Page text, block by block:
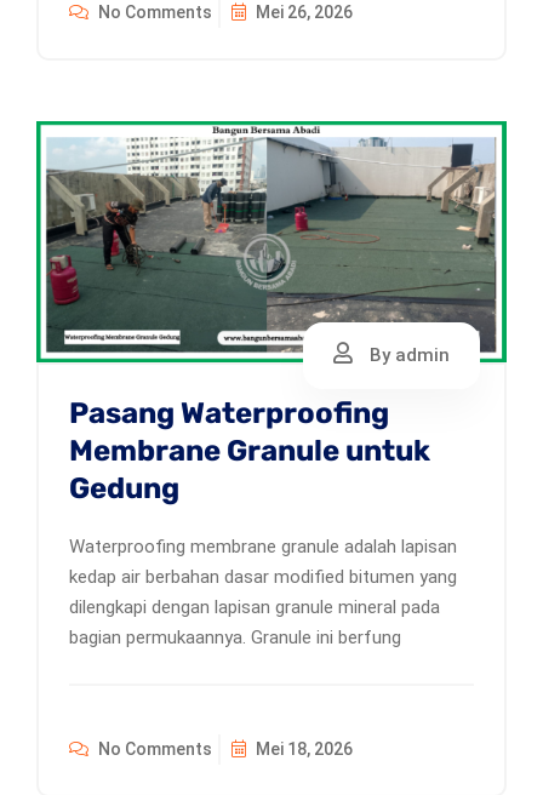
No Comments Mei 26, 2026
By admin
Pasang Waterproofing
Membrane Granule untuk
Gedung
Waterproofing membrane granule adalah lapisan
kedap air berbahan dasar modified bitumen yang
dilengkapi dengan lapisan granule mineral pada
bagian permukaannya. Granule ini berfung
No Comments Mei 18, 2026